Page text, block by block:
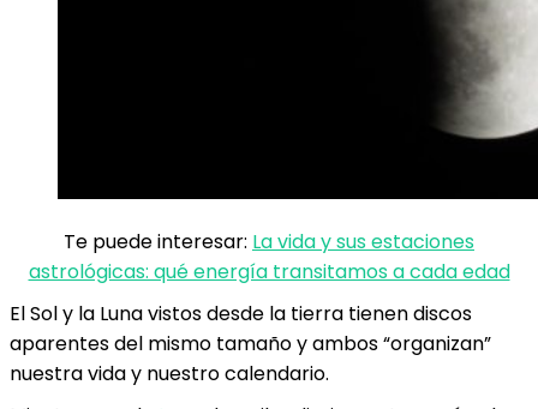
Te puede interesar: La vida y sus estaciones
astrológicas: qué energía transitamos a cada edad
El Sol y la Luna vistos desde la tierra tienen discos
aparentes del mismo tamaño y ambos “organizan”
nuestra vida y nuestro calendario.